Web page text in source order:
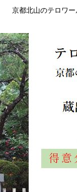
京都北山のテロワ